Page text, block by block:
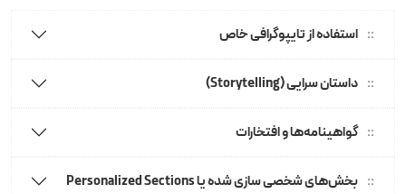
استفاده از تایپوگرافی خاص
داستان سرایی (Storytelling)
گواهینامه‌ها و افتخارات
بخش‌های شخصی‌ سازی شده یا Personalized Sections